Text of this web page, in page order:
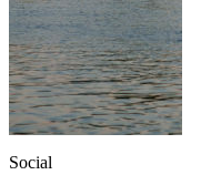
Social